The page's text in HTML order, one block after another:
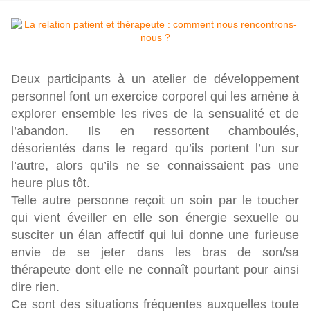
Deux participants à un atelier de développement
personnel font un exercice corporel qui les amène à
explorer ensemble les rives de la sensualité et de
l’abandon. Ils en ressortent chamboulés,
désorientés dans le regard qu’ils portent l’un sur
l’autre, alors qu’ils ne se connaissaient pas une
heure plus tôt.
Telle autre personne reçoit un soin par le toucher
qui vient éveiller en elle son énergie sexuelle ou
susciter un élan affectif qui lui donne une furieuse
envie de se jeter dans les bras de son/sa
thérapeute dont elle ne connaît pourtant pour ainsi
dire rien.
Ce sont des situations fréquentes auxquelles toute